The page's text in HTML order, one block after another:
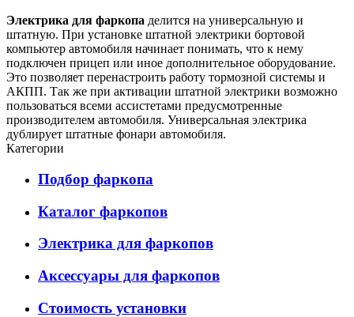
Электрика для фаркопа делится на универсальную и
штатную. При установке штатной электрики бортовой
компьютер автомобиля начинает понимать, что к нему
подключен прицеп или иное дополнительное оборудование.
Это позволяет перенастроить работу тормозной системы и
АКПП. Так же при активации штатной электрики возможно
пользоваться всеми ассистетами предусмотренные
производителем автомобиля. Универсальная электрика
дублирует штатные фонари автомобиля.
Категории
Подбор фаркопа
Каталог фаркопов
Электрика для фаркопов
Аксессуары для фаркопов
Стоимость установки